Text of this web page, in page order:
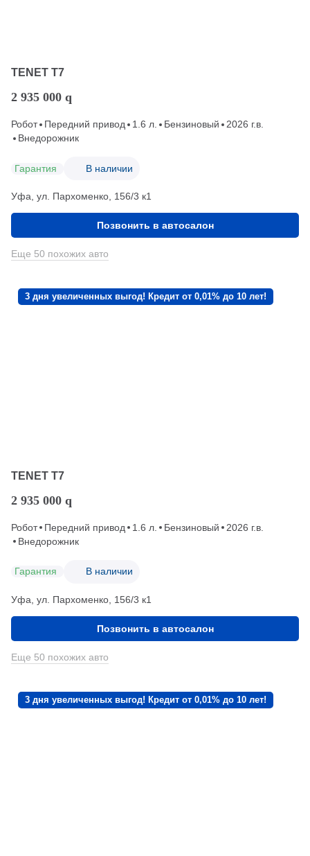
TENET T7
2 935 000 q
Робот Передний привод 1.6 л. Бензиновый
2026 г.в.
Внедорожник
Гарантия В наличии
Уфа, ул. Пархоменко, 156/3 к1
Позвонить в автосалон
Еще 50 похожих авто
3 дня увеличенных выгод! Кредит от 0,01% до 10 лет!
TENET T7
2 935 000 q
Робот Передний привод 1.6 л. Бензиновый
2026 г.в.
Внедорожник
Гарантия В наличии
Уфа, ул. Пархоменко, 156/3 к1
Позвонить в автосалон
Еще 50 похожих авто
3 дня увеличенных выгод! Кредит от 0,01% до 10 лет!